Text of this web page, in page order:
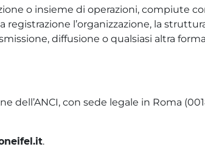
o insieme di operazioni, compiute
l’organizzazione, la
diffusione o qualsiasi altra
con sede legale in Roma
.